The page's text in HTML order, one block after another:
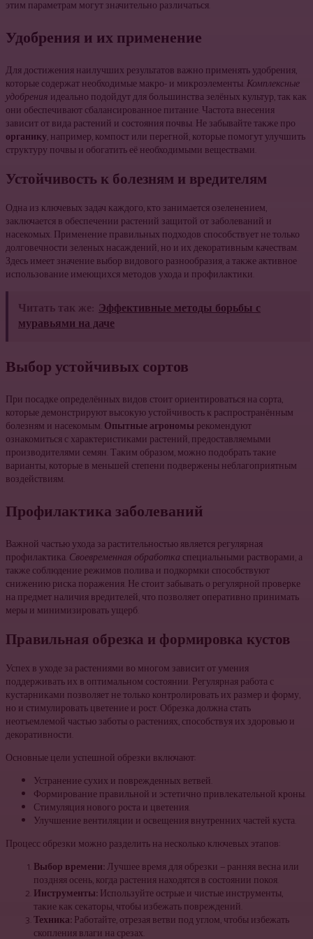
этим параметрам могут значительно различаться.
Удобрения и их применение
Для достижения наилучших результатов важно применять удобрения,
которые содержат необходимые макро- и микроэлементы. Комплексные
удобрения идеально подойдут для большинства зелёных культур, так как
они обеспечивают сбалансированное питание. Частота внесения
зависит от вида растений и состояния почвы. Не забывайте также про
органику, например, компост или перегной, которые помогут улучшить
структуру почвы и обогатить её необходимыми веществами.
Устойчивость к болезням и вредителям
Одна из ключевых задач каждого, кто занимается озеленением,
заключается в обеспечении растений защитой от заболеваний и
насекомых. Применение правильных подходов способствует не только
долговечности зеленых насаждений, но и их декоративным качествам.
Здесь имеет значение выбор видового разнообразия, а также активное
использование имеющихся методов ухода и профилактики.
Читать так же: Эффективные методы борьбы с
муравьями на даче
Выбор устойчивых сортов
При посадке определённых видов стоит ориентироваться на сорта,
которые демонстрируют высокую устойчивость к распространённым
болезням и насекомым. Опытные агрономы рекомендуют
ознакомиться с характеристиками растений, предоставляемыми
производителями семян. Таким образом, можно подобрать такие
варианты, которые в меньшей степени подвержены неблагоприятным
воздействиям.
Профилактика заболеваний
Важной частью ухода за растительностью является регулярная
профилактика. Своевременная обработка специальными растворами, а
также соблюдение режимов полива и подкормки способствуют
снижению риска поражения. Не стоит забывать о регулярной проверке
на предмет наличия вредителей, что позволяет оперативно принимать
меры и минимизировать ущерб.
Правильная обрезка и формировка кустов
Успех в уходе за растениями во многом зависит от умения
поддерживать их в оптимальном состоянии. Регулярная работа с
кустарниками позволяет не только контролировать их размер и форму,
но и стимулировать цветение и рост. Обрезка должна стать
неотъемлемой частью заботы о растениях, способствуя их здоровью и
декоративности.
Основные цели успешной обрезки включают:
Устранение сухих и поврежденных ветвей.
Формирование правильной и эстетично привлекательной кроны.
Стимуляция нового роста и цветения.
Улучшение вентиляции и освещения внутренних частей куста.
Процесс обрезки можно разделить на несколько ключевых этапов:
Выбор времени:Лучшее время для обрезки — ранняя весна или
поздняя осень, когда растения находятся в состоянии покоя.
Инструменты:Используйте острые и чистые инструменты,
такие как секаторы, чтобы избежать повреждений.
Техника:Работайте, отрезая ветви под углом, чтобы избежать
скопления влаги на срезах.